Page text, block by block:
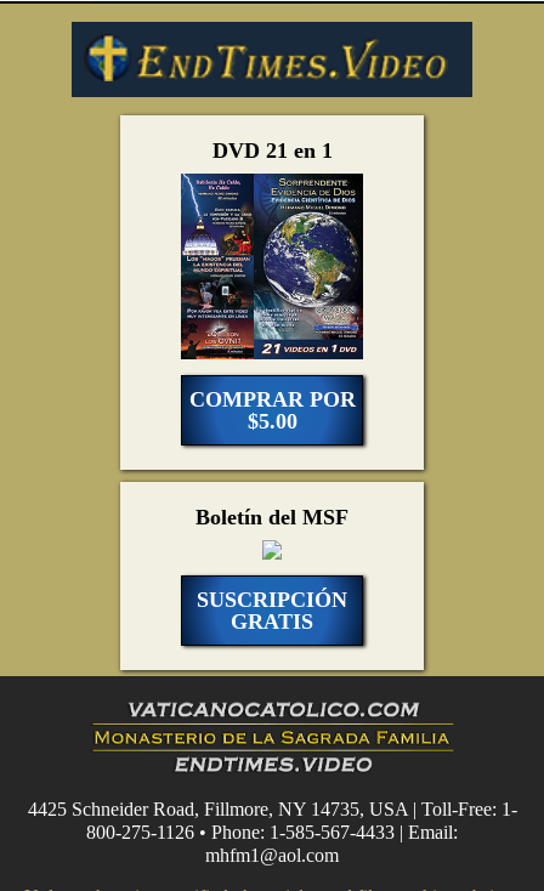
DVD 21 en 1
COMPRAR POR
$5.00
Boletín del MSF
SUSCRIPCIÓN
GRATIS
4425 Schneider Road, Fillmore, NY 14735, USA | Toll-Free: 1-
800-275-1126 • Phone: 1-585-567-4433 | Email:
mhfm1@aol.com